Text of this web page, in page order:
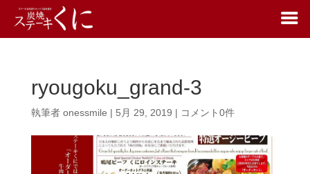
ryougoku_grand-3
執筆者 onessmile | 5月 29, 2019 | コメント0件